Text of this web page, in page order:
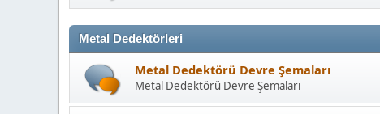
Metal Dedektörleri
Metal Dedektörü Devre Şemaları
Metal Dedektörü Devre Şemaları